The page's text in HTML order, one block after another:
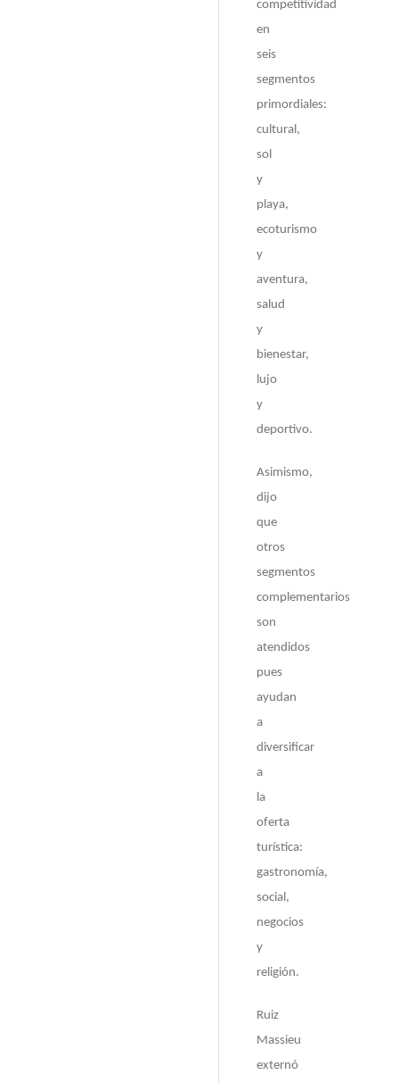
competitividad
en
seis
segmentos
primordiales:
cultural,
sol
y
playa,
ecoturismo
y
aventura,
salud
y
bienestar,
lujo
y
deportivo.
Asimismo,
dijo
que
otros
segmentos
complementarios
son
atendidos
pues
ayudan
a
diversificar
a
la
oferta
turística:
gastronomía,
social,
negocios
y
religión.
Ruiz
Massieu
externó